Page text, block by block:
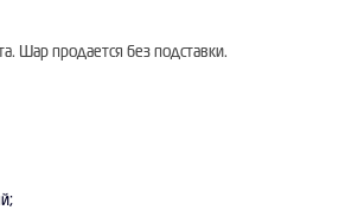
Шар продается без подставки.